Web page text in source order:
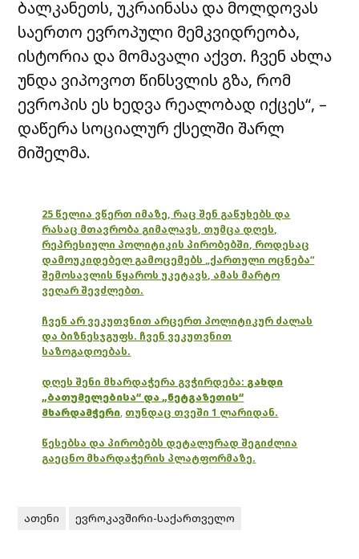
ბალკანეთს, უკრაინასა და მოლდოვას
საერთო ევროპული მემკვიდრეობა,
ისტორია და მომავალი აქვთ. ჩვენ ახლა
უნდა ვიპოვოთ წინსვლის გზა, რომ
ევროპის ეს ხედვა რეალობად იქცეს“, –
დაწერა სოციალურ ქსელში შარლ
მიშელმა.
25 წელია ვწერთ იმაზე, რაც შენ გაწუხებს და
რასაც მთავრობა გიმალავს, თუმცა დღეს,
რეპრესიული პოლიტიკის პირობებში, როდესაც
დამოუკიდებელ გამოცემებს „ქართული ოცნება“
შემოსავლის წყაროს უკეტავს, ამას მარტო
ვეღარ შევძლებთ.
ჩვენ არ ვეკუთვნით არცერთ პოლიტიკურ ძალას
და ბიზნესჯგუფს. ჩვენ ვეკუთვნით
საზოგადოებას.
დღეს შენი მხარდაჭერა გვჭირდება: გახდი
„ბათუმელებისა“ და „ნეტგაზეთის“
მხარდამჭერი, თუნდაც თვეში 1 ლარიდან.
წესებსა და პირობებს დეტალურად შეგიძლია
გაეცნო მხარდაჭერის პლატფორმაზე.
ათენი ევროკავშირი-საქართველო